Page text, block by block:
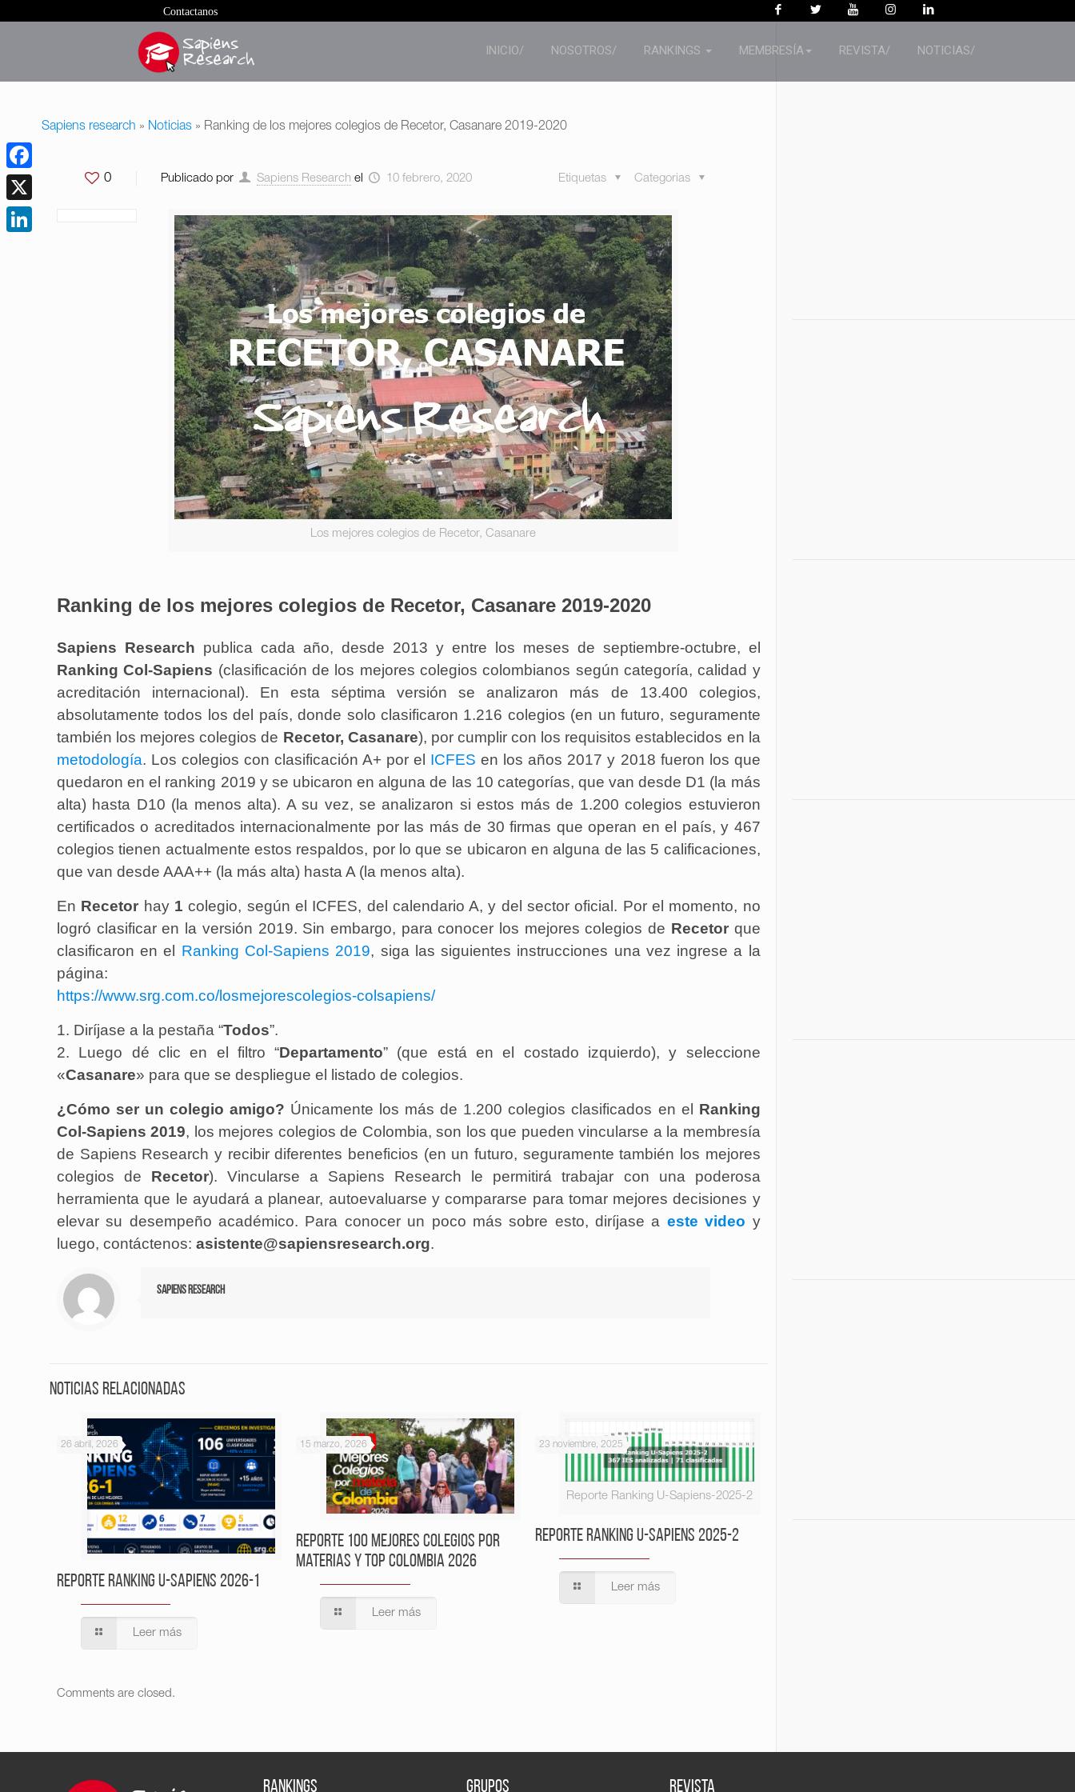
Contactanos
INICIO/ NOSOTROS/ RANKINGS MEMBRESÍA REVISTA/ NOTICIAS/
Sapiens research » Noticias » Ranking de los mejores colegios de Recetor, Casanare 2019-2020
0 Publicado por Sapiens Research el 10 febrero, 2020 Categorias
Etiquetas
Los mejores colegios de Recetor, Casanare
Ranking de los mejores colegios de Recetor, Casanare 2019-2020
Sapiens Research publica cada año, desde 2013 y entre los meses de septiembre-octubre, el
Ranking Col-Sapiens (clasificación de los mejores colegios colombianos según categoría, calidad y
acreditación internacional). En esta séptima versión se analizaron más de 13.400 colegios,
absolutamente todos los del país, donde solo clasificaron 1.216 colegios (en un futuro, seguramente
también los mejores colegios de Recetor, Casanare), por cumplir con los requisitos establecidos en la
metodología. Los colegios con clasificación A+ por el ICFES en los años 2017 y 2018 fueron los que
quedaron en el ranking 2019 y se ubicaron en alguna de las 10 categorías, que van desde D1 (la más
alta) hasta D10 (la menos alta). A su vez, se analizaron si estos más de 1.200 colegios estuvieron
certificados o acreditados internacionalmente por las más de 30 firmas que operan en el país, y 467
colegios tienen actualmente estos respaldos, por lo que se ubicaron en alguna de las 5 calificaciones,
que van desde AAA++ (la más alta) hasta A (la menos alta).
En Recetor hay 1 colegio, según el ICFES, del calendario A, y del sector oficial. Por el momento, no
logró clasificar en la versión 2019. Sin embargo, para conocer los mejores colegios de Recetor que
clasificaron en el Ranking Col-Sapiens 2019, siga las siguientes instrucciones una vez ingrese a la
página:
https://www.srg.com.co/losmejorescolegios-colsapiens/
1. Diríjase a la pestaña “Todos”.
2. Luego dé clic en el filtro “Departamento” (que está en el costado izquierdo), y seleccione
«Casanare» para que se despliegue el listado de colegios.
¿Cómo ser un colegio amigo? Únicamente los más de 1.200 colegios clasificados en el Ranking
Col-Sapiens 2019, los mejores colegios de Colombia, son los que pueden vincularse a la membresía
de Sapiens Research y recibir diferentes beneficios (en un futuro, seguramente también los mejores
colegios de Recetor). Vincularse a Sapiens Research le permitirá trabajar con una poderosa
herramienta que le ayudará a planear, autoevaluarse y compararse para tomar mejores decisiones y
elevar su desempeño académico. Para conocer un poco más sobre esto, diríjase a este video y
luego, contáctenos: asistente@sapiensresearch.org.
Sapiens Research
Noticias relacionadas
26 abril, 2026
Reporte Ranking U-Sapiens 2026-1
Leer más
15 marzo, 2026
Reporte 100 Mejores Colegios por
Materias y Top Colombia 2026
Leer más
Reporte Ranking U-Sapiens-2025-2
23 noviembre, 2025
Reporte Ranking U-Sapiens 2025-2
Leer más
Comments are closed.
RANKINGS GRUPOS REVISTA
Facebook
X